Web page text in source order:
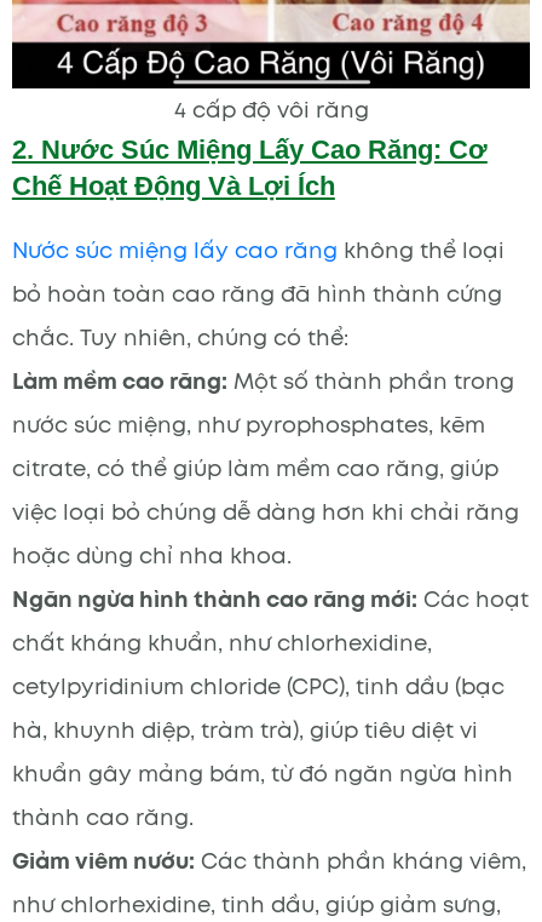
4 cấp độ vôi răng
2. Nước Súc Miệng Lấy Cao Răng: Cơ
Chế Hoạt Động Và Lợi Ích
Nước súc miệng lấy cao răng không thể loại
bỏ hoàn toàn cao răng đã hình thành cứng
chắc. Tuy nhiên, chúng có thể:
Làm mềm cao răng: Một số thành phần trong
nước súc miệng, như pyrophosphates, kẽm
citrate, có thể giúp làm mềm cao răng, giúp
việc loại bỏ chúng dễ dàng hơn khi chải răng
hoặc dùng chỉ nha khoa.
Ngăn ngừa hình thành cao răng mới: Các hoạt
chất kháng khuẩn, như chlorhexidine,
cetylpyridinium chloride (CPC), tinh dầu (bạc
hà, khuynh diệp, tràm trà), giúp tiêu diệt vi
khuẩn gây mảng bám, từ đó ngăn ngừa hình
thành cao răng.
Giảm viêm nướu: Các thành phần kháng viêm,
như chlorhexidine, tinh dầu, giúp giảm sưng,